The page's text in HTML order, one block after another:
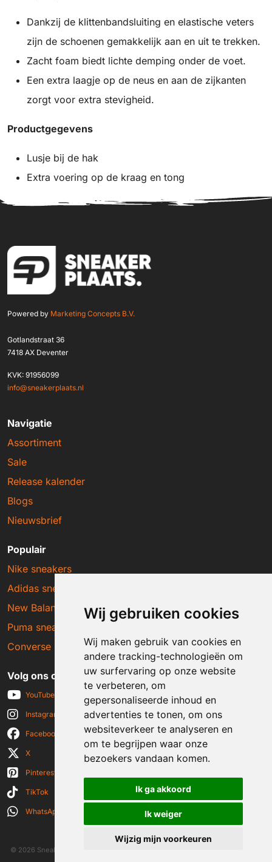
Wij gebruiken cookies
Wij maken gebruik van cookies en
andere tracking-technologieën om
uw surfervaring op onze website
te verbeteren, om
gepersonaliseerde inhoud en
advertenties te tonen, om ons
websiteverkeer te analyseren en
om te begrijpen waar onze
bezoekers vandaan komen.
Ik ga akkoord
Ik weiger
Wijzig mijn voorkeuren
Dankzij de klittenbandsluiting en elastische veters
zijn de schoenen gemakkelijk aan en uit te trekken.
Zacht foam biedt lichte demping onder de voet.
Een extra laagje op de neus en aan de zijkanten
zorgt voor extra stevigheid.
Productgegevens
Lusje bij de hak
Extra voering op de kraag en tong
Powered by Marketing Concepts B.V.
Gotlandstraat 36
7418 AX Deventer
KVK: 91956099
info@sneakerplaats.nl
Navigatie
Assortiment
Sale
Release kalender
Blogs
Nieuwsbrief
Populair
Nike sneakers
Adidas sneakers
New Balance sneakers
Puma sneakers
Converse sneakers
Volg ons op social media
YouTube
Instagram
Facebook
X
Pinterest
TikTok
WhatsApp
© 2026 Sneakerplaats.nl